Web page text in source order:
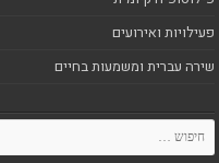
פעילויות ואירועים
שירה עברית ומשמעות בחיים